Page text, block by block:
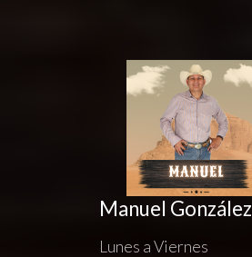
Manuel González
Lunes a Viernes